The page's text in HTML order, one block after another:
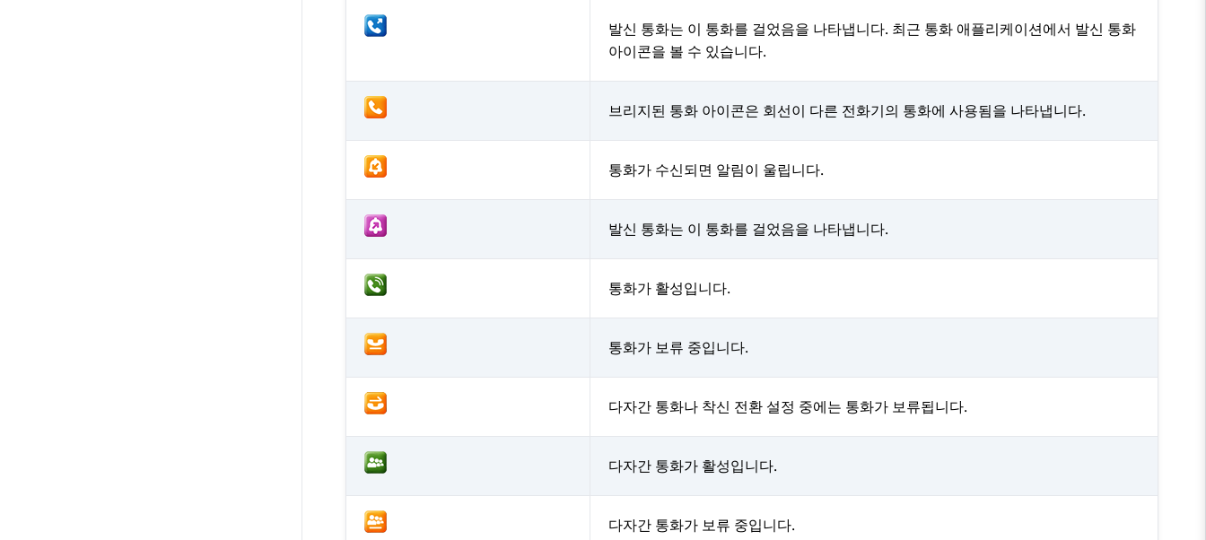
발신 통화는 이 통화를 걸었음을 나타냅니다. 최근 통화 애플리케이션에서 발신 통화
아이콘을 볼 수 있습니다.
브리지된 통화 아이콘은 회선이 다른 전화기의 통화에 사용됨을 나타냅니다.
통화가 수신되면 알림이 울립니다.
발신 통화는 이 통화를 걸었음을 나타냅니다.
통화가 활성입니다.
통화가 보류 중입니다.
다자간 통화나 착신 전환 설정 중에는 통화가 보류됩니다.
다자간 통화가 활성입니다.
다자간 통화가 보류 중입니다.